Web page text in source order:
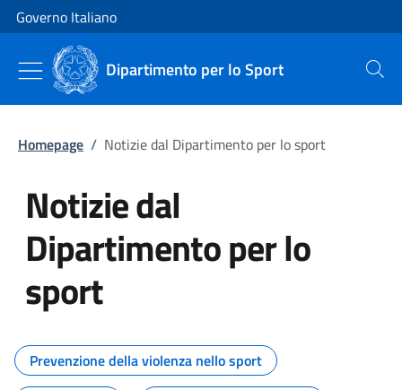
Vai al contenuto
Vai alla navigazione del sito
Governo Italiano
Dipartimento per lo Sport Cerca
Homepage / Notizie dal Dipartimento per lo sport
Notizie dal
Dipartimento per lo
sport
Tutti i contenuti della pagina
Prevenzione della violenza nello sport